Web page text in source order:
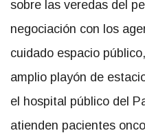
sobre las veredas del
negociación con los
cuidado espacio
amplio playón de
el hospital público del
atienden pacientes